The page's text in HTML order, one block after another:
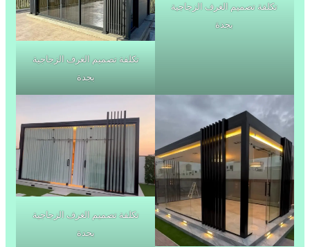
تكلفة تصميم الغرف الزجاجية
بجدة
تكلفة تصميم الغرف الزجاجية
بجدة
تكلفة تصميم الغرف الزجاجية
بجدة